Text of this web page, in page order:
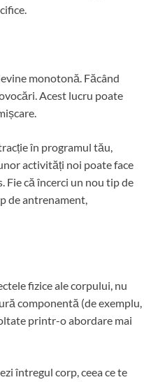
monotonă. Făcând
Acest lucru poate
în programul tău,
activități noi poate face
Fie că încerci un nou tip de
de antrenament,
fizice ale corpului, nu
componentă (de exemplu,
printr-o abordare mai
întregul corp, ceea ce te